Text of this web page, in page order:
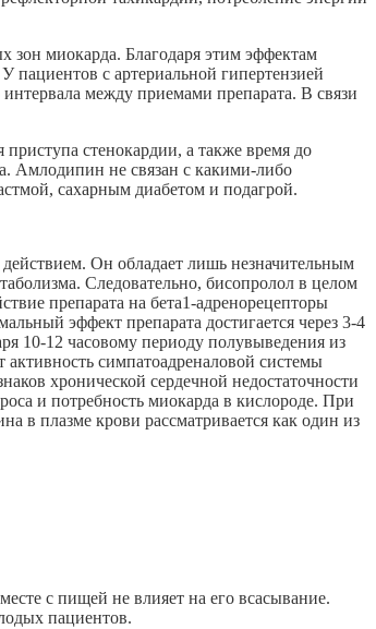
миокарда. Благодаря этим эффектам
пациентов с артериальной гипертензией
между приемами препарата. В связи
стенокардии, а также время до
Амлодипин не связан с какими-либо
сахарным диабетом и подагрой.
Он обладает лишь незначительным
Следовательно, бисопролол в целом
препарата на бета1-адренорецепторы
эффект препарата достигается через 3-4
10-12 часовому периоду полувыведения из
симпатоадреналовой системы
хронической сердечной недостаточности
и потребность миокарда в кислороде. При
в плазме крови рассматривается как один из
с пищей не влияет на его всасывание.
пациентов.